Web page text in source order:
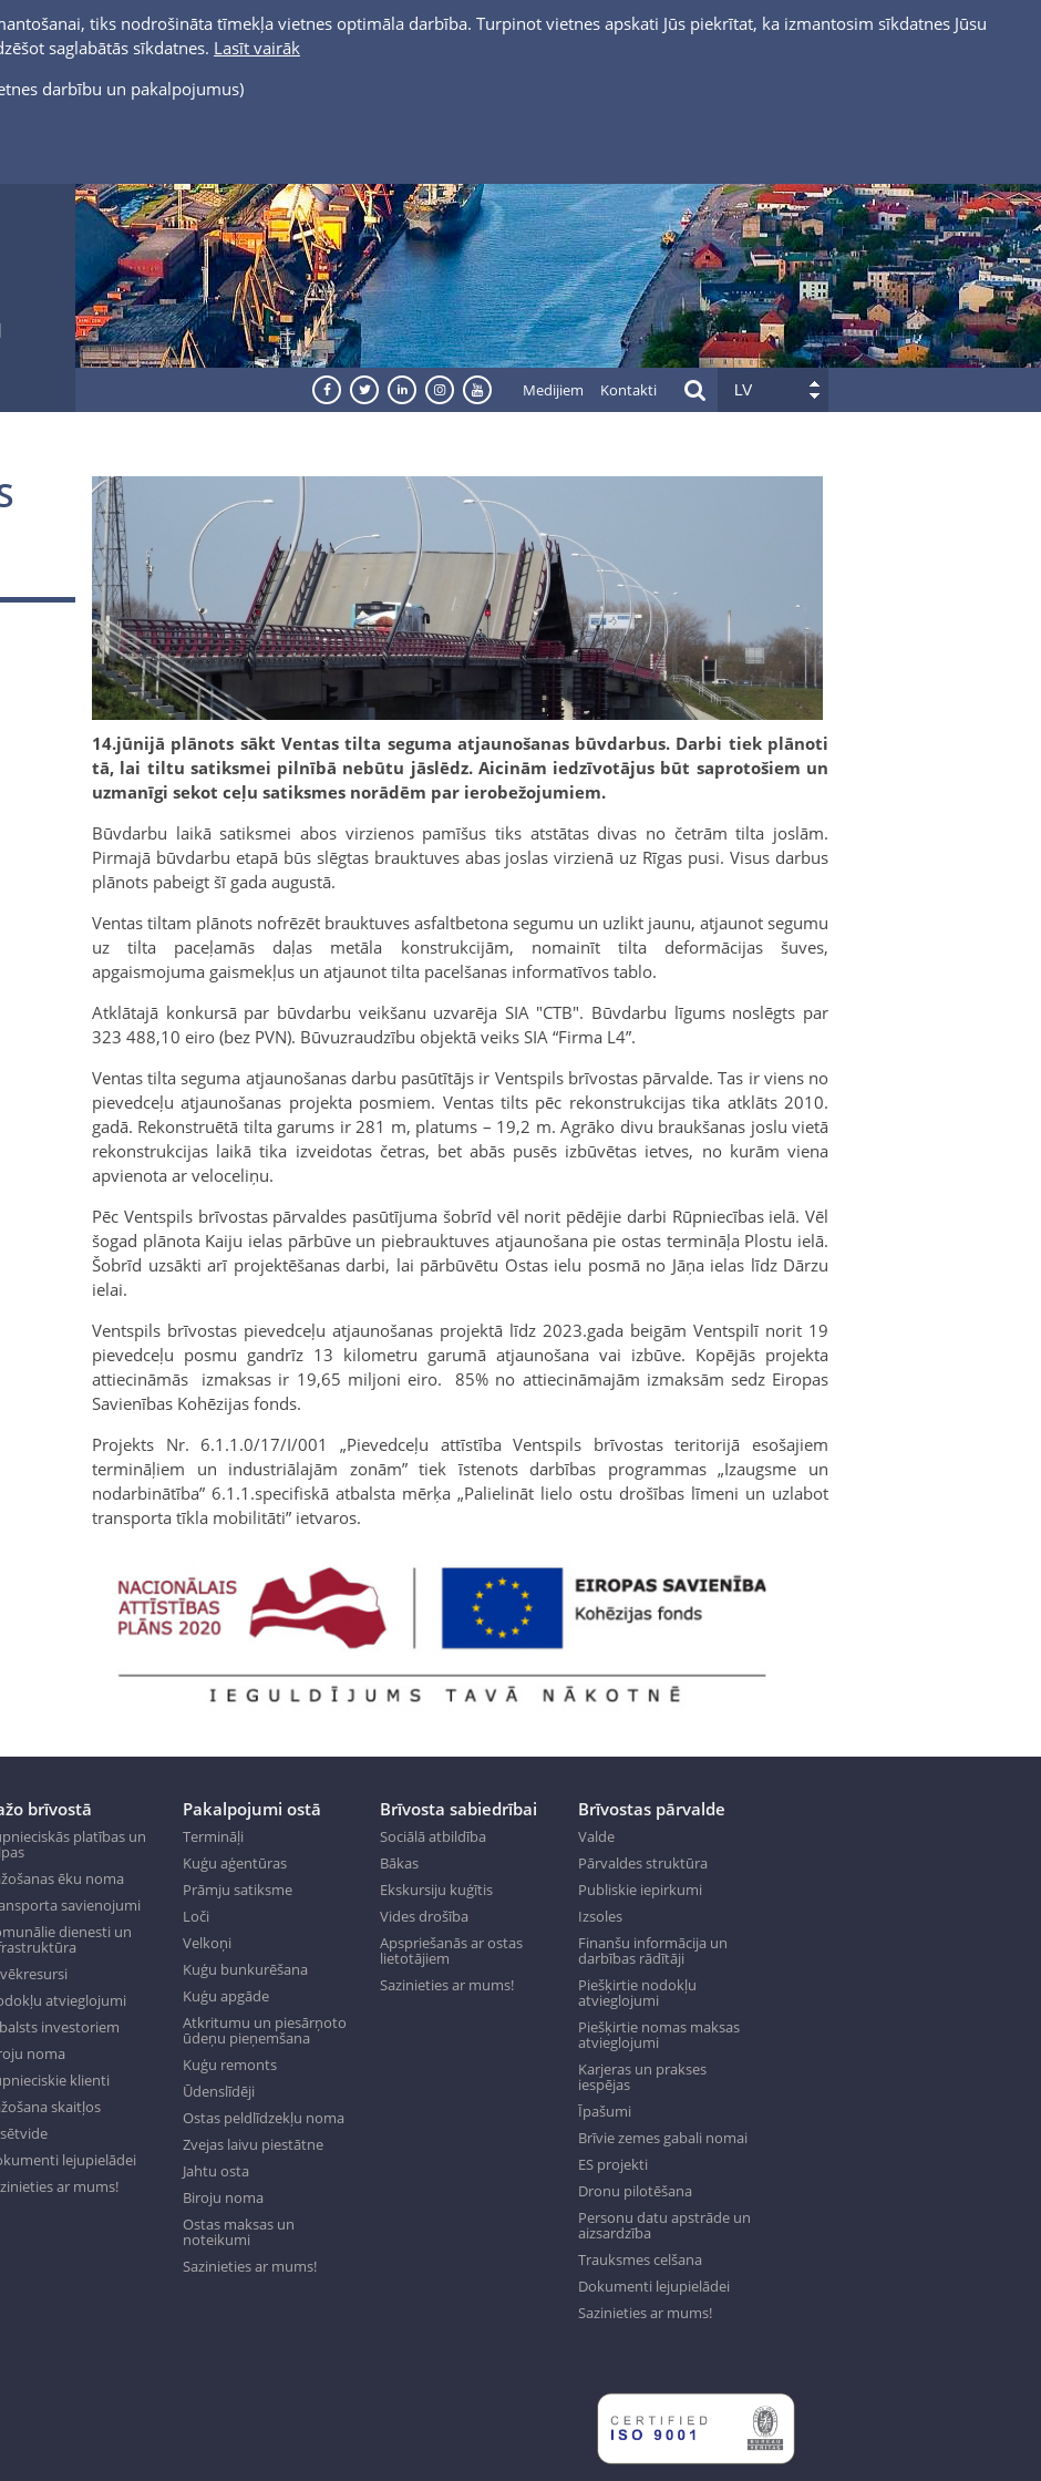
tiks nodrošināta tīmekļa vietnes optimāla darbība. Turpinot vietnes apskati Jūs piekrītat, ka izmantosim sīkdatnes Jūsu
saglabātās sīkdatnes. Lasīt vairāk
darbību un pakalpojumus)
Medijiem Kontakti LV
14.jūnijā plānots sākt Ventas tilta seguma atjaunošanas būvdarbus. Darbi tiek plānoti
tā, lai tiltu satiksmei pilnībā nebūtu jāslēdz. Aicinām iedzīvotājus būt saprotošiem un
uzmanīgi sekot ceļu satiksmes norādēm par ierobežojumiem.
Būvdarbu laikā satiksmei abos virzienos pamīšus tiks atstātas divas no četrām tilta joslām.
Pirmajā būvdarbu etapā būs slēgtas brauktuves abas joslas virzienā uz Rīgas pusi. Visus darbus
plānots pabeigt šī gada augustā.
Ventas tiltam plānots nofrēzēt brauktuves asfaltbetona segumu un uzlikt jaunu, atjaunot segumu
uz tilta paceļamās daļas metāla konstrukcijām, nomainīt tilta deformācijas šuves,
apgaismojuma gaismekļus un atjaunot tilta pacelšanas informatīvos tablo.
Atklātajā konkursā par būvdarbu veikšanu uzvarēja SIA "CTB". Būvdarbu līgums noslēgts par
323 488,10 eiro (bez PVN). Būvuzraudzību objektā veiks SIA “Firma L4”.
Ventas tilta seguma atjaunošanas darbu pasūtītājs ir Ventspils brīvostas pārvalde. Tas ir viens no
pievedceļu atjaunošanas projekta posmiem. Ventas tilts pēc rekonstrukcijas tika atklāts 2010.
gadā. Rekonstruētā tilta garums ir 281 m, platums – 19,2 m. Agrāko divu braukšanas joslu vietā
rekonstrukcijas laikā tika izveidotas četras, bet abās pusēs izbūvētas ietves, no kurām viena
apvienota ar veloceliņu.
Pēc Ventspils brīvostas pārvaldes pasūtījuma šobrīd vēl norit pēdējie darbi Rūpniecības ielā. Vēl
šogad plānota Kaiju ielas pārbūve un piebrauktuves atjaunošana pie ostas termināļa Plostu ielā.
Šobrīd uzsākti arī projektēšanas darbi, lai pārbūvētu Ostas ielu posmā no Jāņa ielas līdz Dārzu
ielai.
Ventspils brīvostas pievedceļu atjaunošanas projektā līdz 2023.gada beigām Ventspilī norit 19
pievedceļu posmu gandrīz 13 kilometru garumā atjaunošana vai izbūve. Kopējās projekta
attiecināmās izmaksas ir 19,65 miljoni eiro. 85% no attiecināmajām izmaksām sedz Eiropas
Savienības Kohēzijas fonds.
Projekts Nr. 6.1.1.0/17/I/001 „Pievedceļu attīstība Ventspils brīvostas teritorijā esošajiem
termināļiem un industriālajām zonām” tiek īstenots darbības programmas „Izaugsme un
nodarbinātība” 6.1.1.specifiskā atbalsta mērķa „Palielināt lielo ostu drošības līmeni un uzlabot
transporta tīkla mobilitāti” ietvaros.
brīvostā
platības un
ēku noma
savienojumi
dienesti un
atvieglojumi
investoriem
noma
klienti
skaitļos
lejupielādei
ar mums!
Pakalpojumi ostā
Termināļi
Kuģu aģentūras
Prāmju satiksme
Loči
Velkoņi
Kuģu bunkurēšana
Kuģu apgāde
Atkritumu un piesārņoto
ūdeņu pieņemšana
Kuģu remonts
Ūdenslīdēji
Ostas peldlīdzekļu noma
Zvejas laivu piestātne
Jahtu osta
Biroju noma
Ostas maksas un
noteikumi
Sazinieties ar mums!
Brīvosta sabiedrībai
Sociālā atbildība
Bākas
Ekskursiju kuģītis
Vides drošība
Apspriešanās ar ostas
lietotājiem
Sazinieties ar mums!
Brīvostas pārvalde
Valde
Pārvaldes struktūra
Publiskie iepirkumi
Izsoles
Finanšu informācija un
darbības rādītāji
Piešķirtie nodokļu
atvieglojumi
Piešķirtie nomas maksas
atvieglojumi
Karjeras un prakses
iespējas
Īpašumi
Brīvie zemes gabali nomai
ES projekti
Dronu pilotēšana
Personu datu apstrāde un
aizsardzība
Trauksmes celšana
Dokumenti lejupielādei
Sazinieties ar mums!